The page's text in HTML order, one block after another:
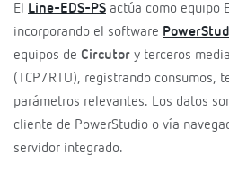
El Line-EDS-PS actúa como equipo
incorporando el software
equipos de Circutor y terceros
(TCP/RTU), registrando consumos,
parámetros relevantes. Los datos
cliente de PowerStudio o vía
servidor integrado.